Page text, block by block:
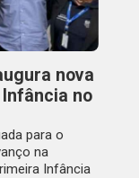
nova
no
para o
na
Infância